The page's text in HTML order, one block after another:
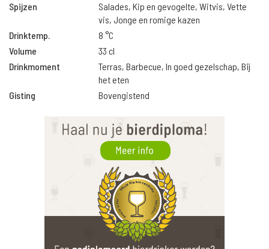
Spijzen
Salades, Kip en gevogelte, Witvis, Vette
vis, Jonge en romige kazen
Drinktemp.
8 °C
Volume
33 cl
Drinkmoment
Terras, Barbecue, In goed gezelschap, Bij
het eten
Gisting
Bovengistend